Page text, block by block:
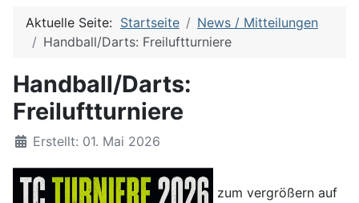
Aktuelle Seite: Startseite
News / Mitteilungen
Handball/Darts: Freiluftturniere
Handball/Darts:
Freiluftturniere
DetailsErstellt: 01. Mai 2026
zum vergrößern auf